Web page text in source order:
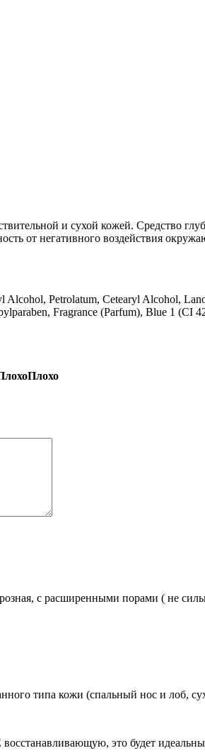
и сухой кожей. Средство
от негативного воздействия
Petrolatum, Cetearyl Alcohol,
Fragrance (Parfum), Blue 1 (CI
Плохо
с расширенными порами ( не
типа кожи (спальный нос и лоб,
это будет